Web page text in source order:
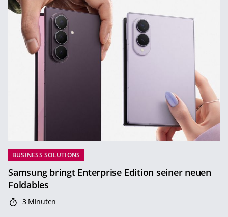
BUSINESS SOLUTIONS
Samsung bringt Enterprise Edition seiner neuen
Foldables
3 Minuten